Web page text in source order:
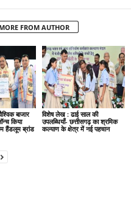
MORE FROM AUTHOR
बाजार
किया
हैंडलूम ब्रांड
विशेष लेख : ढाई साल की
उपलब्धियाँ- छत्तीसगढ़ का श्रमिक
कल्याण के क्षेत्र में नई पहचान